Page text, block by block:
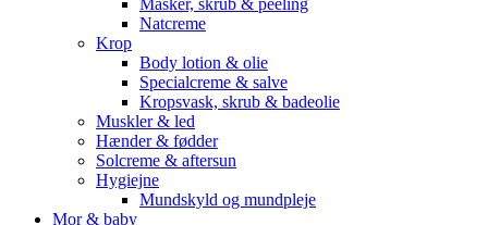
Masker, skrub & peeling
Natcreme
Krop
Body lotion & olie
Specialcreme & salve
Kropsvask, skrub & badeolie
Muskler & led
Hænder & fødder
Solcreme & aftersun
Hygiejne
Mundskyld og mundpleje
Mor & baby